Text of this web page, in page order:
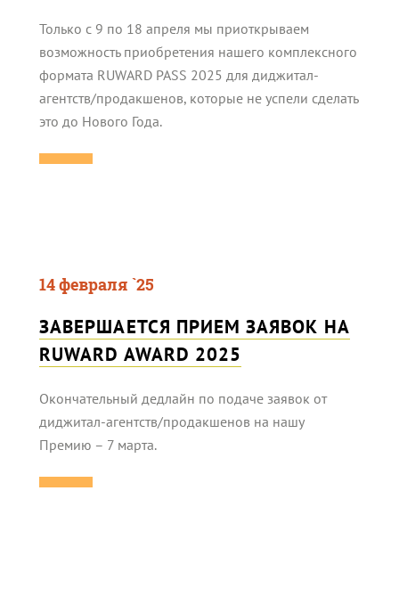
Только с 9 по 18 апреля мы приоткрываем
возможность приобретения нашего комплексного
формата RUWARD PASS 2025 для диджитал-
агентств/продакшенов, которые не успели сделать
это до Нового Года.
14 февраля `25
ЗАВЕРШАЕТСЯ ПРИЕМ ЗАЯВОК НА
RUWARD AWARD 2025
Окончательный дедлайн по подаче заявок от
диджитал-агентств/продакшенов на нашу
Премию – 7 марта.